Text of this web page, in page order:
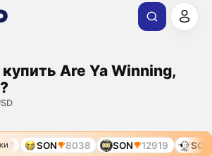
Are Ya Winning,
SON 8038 SON 12919 SON